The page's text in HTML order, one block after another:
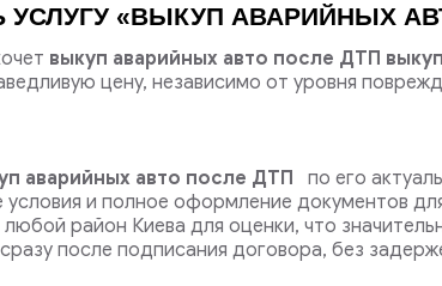
«ВЫКУП АВАРИЙНЫХ
выкуп аварийных авто после ДТП
цену, независимо от уровня
аварийных авто после ДТП
по его
условия и полное оформление документов
район Киева для оценки, что
после подписания договора, без